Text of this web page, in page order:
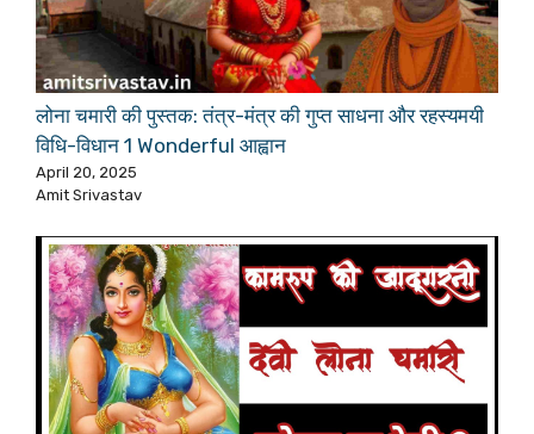
लोना चमारी की पुस्तक: तंत्र-मंत्र की गुप्त साधना और रहस्यमयी
विधि-विधान 1 Wonderful आह्वान
April 20, 2025
Amit Srivastav